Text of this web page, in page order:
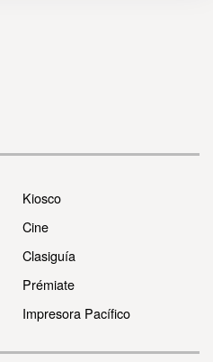
Kiosco
Cine
Clasiguía
Prémiate
Impresora Pacífico